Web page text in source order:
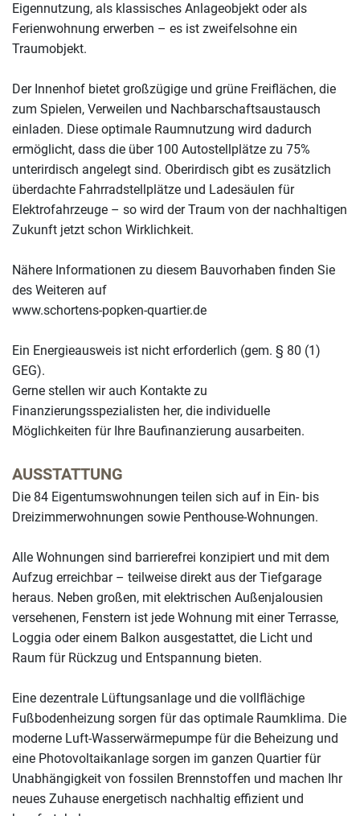
Eigennutzung, als klassisches Anlageobjekt oder als
Ferienwohnung erwerben – es ist zweifelsohne ein
Traumobjekt.
Der Innenhof bietet großzügige und grüne Freiflächen, die
zum Spielen, Verweilen und Nachbarschaftsaustausch
einladen. Diese optimale Raumnutzung wird dadurch
ermöglicht, dass die über 100 Autostellplätze zu 75%
unterirdisch angelegt sind. Oberirdisch gibt es zusätzlich
überdachte Fahrradstellplätze und Ladesäulen für
Elektrofahrzeuge – so wird der Traum von der nachhaltigen
Zukunft jetzt schon Wirklichkeit.
Nähere Informationen zu diesem Bauvorhaben finden Sie
des Weiteren auf
www.schortens-popken-quartier.de
Ein Energieausweis ist nicht erforderlich (gem. § 80 (1)
GEG).
Gerne stellen wir auch Kontakte zu
Finanzierungsspezialisten her, die individuelle
Möglichkeiten für Ihre Baufinanzierung ausarbeiten.
AUSSTATTUNG
Die 84 Eigentumswohnungen teilen sich auf in Ein- bis
Dreizimmerwohnungen sowie Penthouse-Wohnungen.
Alle Wohnungen sind barrierefrei konzipiert und mit dem
Aufzug erreichbar – teilweise direkt aus der Tiefgarage
heraus. Neben großen, mit elektrischen Außenjalousien
versehenen, Fenstern ist jede Wohnung mit einer Terrasse,
Loggia oder einem Balkon ausgestattet, die Licht und
Raum für Rückzug und Entspannung bieten.
Eine dezentrale Lüftungsanlage und die vollflächige
Fußbodenheizung sorgen für das optimale Raumklima. Die
moderne Luft-Wasserwärmepumpe für die Beheizung und
eine Photovoltaikanlage sorgen im ganzen Quartier für
Unabhängigkeit von fossilen Brennstoffen und machen Ihr
neues Zuhause energetisch nachhaltig effizient und